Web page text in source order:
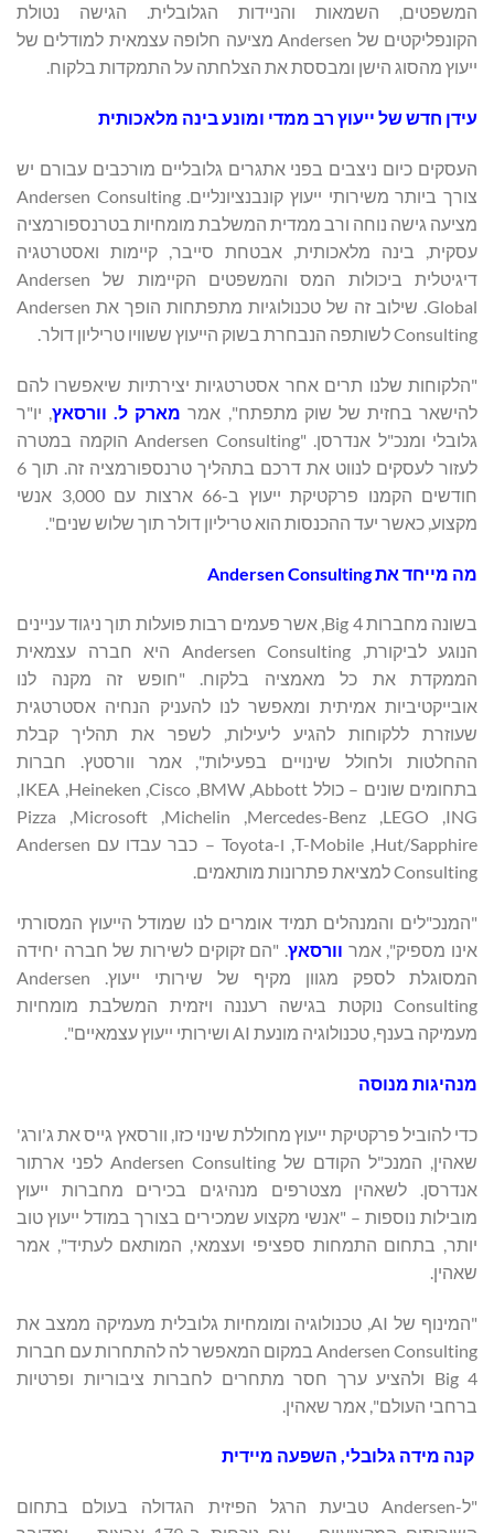
המשפטים, השמאות והניידות הגלובלית. הגישה נטולת
הקונפליקטים של Andersen מציעה חלופה עצמאית למודלים של
ייעוץ מהסוג הישן ומבססת את הצלחתה על התמקדות בלקוח.
עידן חדש של ייעוץ רב ממדי ומונע בינה מלאכותית
העסקים כיום ניצבים בפני אתגרים גלובליים מורכבים עבורם יש
צורך ביותר משירותי ייעוץ קונבנציונליים. Andersen Consulting
מציעה גישה נוחה ורב ממדית המשלבת מומחיות בטרנספורמציה
עסקית, בינה מלאכותית, אבטחת סייבר, קיימות ואסטרטגיה
דיגיטלית ביכולות המס והמשפטים הקיימות של Andersen
Global. שילוב זה של טכנולוגיות מתפתחות הופך את Andersen
Consulting לשותפה הנבחרת בשוק הייעוץ ששוויו טריליון דולר.
"הלקוחות שלנו תרים אחר אסטרטגיות יצירתיות שיאפשרו להם
להישאר בחזית של שוק מתפתח", אמר מארק ל. וורסאץ, יו"ר
גלובלי ומנכ"ל אנדרסן. "Andersen Consulting הוקמה במטרה
לעזור לעסקים לנווט את דרכם בתהליך טרנספורמציה זה. תוך 6
חודשים הקמנו פרקטיקת ייעוץ ב-66 ארצות עם 3,000 אנשי
מקצוע, כאשר יעד ההכנסות הוא טריליון דולר תוך שלוש שנים".
מה מייחד אתAndersen Consulting
בשונה מחברות Big 4, אשר פעמים רבות פועלות תוך ניגוד עניינים
הנוגע לביקורת, Andersen Consulting היא חברה עצמאית
הממקדת את כל מאמציה בלקוח. "חופש זה מקנה לנו
אובייקטיביות אמיתית ומאפשר לנו להעניק הנחיה אסטרטגית
שעוזרת ללקוחות להגיע ליעילות, לשפר את תהליך קבלת
ההחלטות ולחולל שינויים בפעילות", אמר וורסטץ. חברות
בתחומים שונים – כולל Abbott, ‏BMW, ‏Cisco, ‏Heineken, ‏IKEA,
‏ING, ‏LEGO, ‏Mercedes-Benz, ‏Michelin, ‏Microsoft, ‏Pizza
Hut/Sapphire, ‏T-Mobile, ו-Toyota – כבר עבדו עם Andersen
Consulting למציאת פתרונות מותאמים.
"המנכ"לים והמנהלים תמיד אומרים לנו שמודל הייעוץ המסורתי
אינו מספיק", אמר וורסאץ. "הם זקוקים לשירות של חברה יחידה
המסוגלת לספק מגוון מקיף של שירותי ייעוץ. Andersen
Consulting נוקטת בגישה רעננה ויזמית המשלבת מומחיות
מעמיקה בענף, טכנולוגיה מונעת AI ושירותי ייעוץ עצמאיים".
מנהיגות מנוסה
כדי להוביל פרקטיקת ייעוץ מחוללת שינוי כזו, וורסאץ גייס את ג'ורג'
שאהין, המנכ"ל הקודם של Andersen Consulting לפני ארתור
אנדרסן. לשאהין מצטרפים מנהיגים בכירים מחברות ייעוץ
מובילות נוספות – "אנשי מקצוע שמכירים בצורך במודל ייעוץ טוב
יותר, בתחום התמחות ספציפי ועצמאי, המותאם לעתיד", אמר
שאהין.
"המינוף של AI, טכנולוגיה ומומחיות גלובלית מעמיקה ממצב את
Andersen Consulting במקום המאפשר לה להתחרות עם חברות
Big 4 ולהציע ערך חסר מתחרים לחברות ציבוריות ופרטיות
ברחבי העולם", אמר שאהין.
קנה מידה גלובלי, השפעה מיידית
"ל-Andersen טביעת הרגל הפיזית הגדולה בעולם בתחום